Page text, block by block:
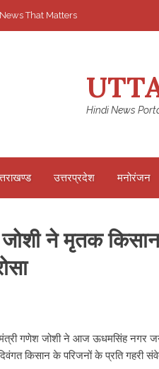
News That Matters
Hindi News
उत्तरप्रदेश मनोरंजन
ने मृतक
गणेश जोशी ने आज ऊधमसिंह नगर
किसान के परिजनों के प्रति गहरी